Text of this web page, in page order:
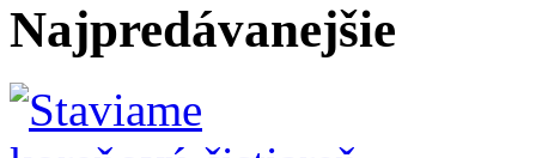
Najpredávanejšie